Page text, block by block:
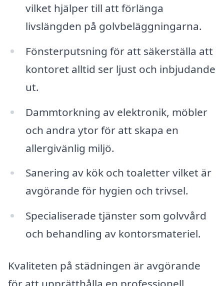
vilket hjälper till att förlänga
livslängden på golvbeläggningarna.
Fönsterputsning för att säkerställa att
kontoret alltid ser ljust och inbjudande
ut.
Dammtorkning av elektronik, möbler
och andra ytor för att skapa en
allergivänlig miljö.
Sanering av kök och toaletter vilket är
avgörande för hygien och trivsel.
Specialiserade tjänster som golvvård
och behandling av kontorsmateriel.
Kvaliteten på städningen är avgörande